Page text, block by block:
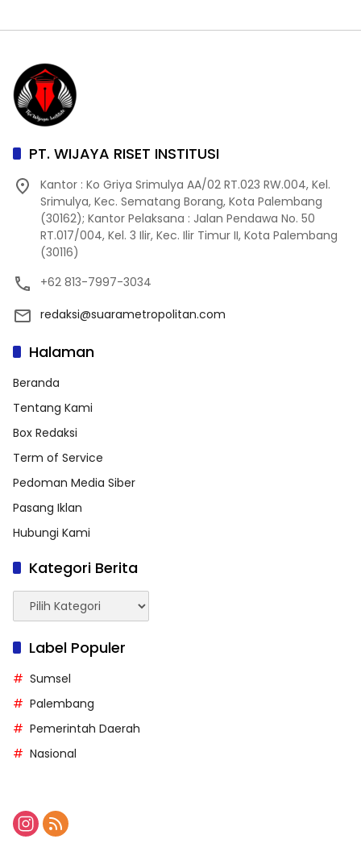
PT. WIJAYA RISET INSTITUSI
Kantor : Ko Griya Srimulya AA/02 RT.023 RW.004, Kel.
Srimulya, Kec. Sematang Borang, Kota Palembang
(30162); Kantor Pelaksana : Jalan Pendawa No. 50
RT.017/004, Kel. 3 Ilir, Kec. Ilir Timur II, Kota Palembang
(30116)
+62 813-7997-3034
redaksi@suarametropolitan.com
Halaman
Beranda
Tentang Kami
Box Redaksi
Term of Service
Pedoman Media Siber
Pasang Iklan
Hubungi Kami
Kategori Berita
Kategori
Berita
Label Populer
Sumsel
Palembang
Pemerintah Daerah
Nasional